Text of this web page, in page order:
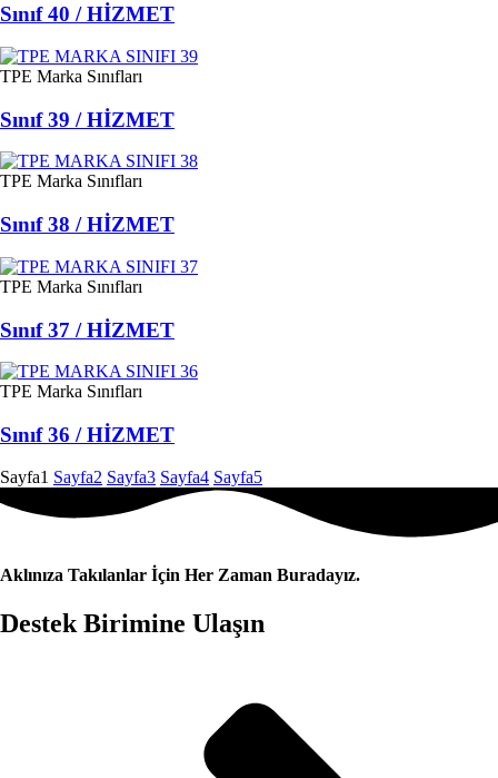
Sınıf 40 / HİZMET
TPE Marka Sınıfları
Sınıf 39 / HİZMET
TPE Marka Sınıfları
Sınıf 38 / HİZMET
TPE Marka Sınıfları
Sınıf 37 / HİZMET
TPE Marka Sınıfları
Sınıf 36 / HİZMET
Sayfa1 Sayfa2 Sayfa3 Sayfa4 Sayfa5
Aklınıza Takılanlar İçin Her Zaman Buradayız.
Destek Birimine Ulaşın